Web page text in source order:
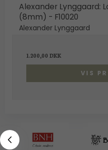
Alexander Lynggaard:
(8mm) - F10020
Alexander Lynggaard
1.200,00 DKK
VIS